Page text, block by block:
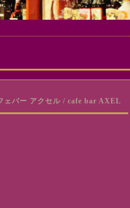
ェバー アクセル / cafe bar AXEL